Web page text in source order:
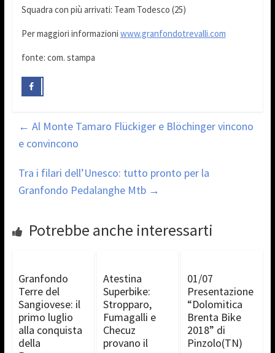
Squadra con più arrivati: Team Todesco (25)
Per maggiori informazioni www.granfondotrevalli.com
fonte: com. stampa
← Al Monte Tamaro Flückiger e Blöchinger vincono
e convincono
Tra i filari dell’Unesco: tutto pronto per la
Granfondo Pedalanghe Mtb →
Potrebbe anche interessarti
Granfondo
Terre del
Sangiovese: il
primo luglio
alla conquista
della
Atestina
Superbike:
Stropparo,
Fumagalli e
Checuz
provano il
01/07
Presentazione
“Dolomitica
Brenta Bike
2018” di
Pinzolo(TN)